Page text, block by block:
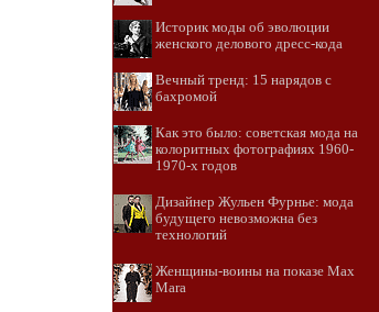
Историк моды об эволюции
женского делового дресс-кода
Вечный тренд: 15 нарядов с
бахромой
Как это было: советская мода на
колоритных фотографиях 1960-
1970-х годов
Дизайнер Жульен Фурнье: мода
будущего невозможна без
технологий
Женщины-воины на показе Max
Mara